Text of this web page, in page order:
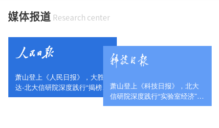
媒体报道 Research center
萧山登上《人民日报》，大胜
达-北大信研院深度践行“揭榜挂
帅”制度
萧山登上《科技日报》，北大
信研院深度践行“实验室经济”，
助力打造“新制造业中心”